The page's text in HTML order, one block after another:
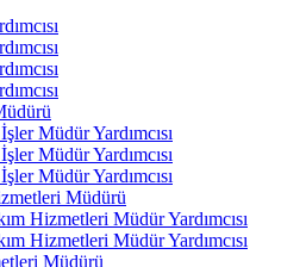
Müdür Yardımcısı
Müdür Yardımcısı
Müdür Yardımcısı
Müdürü
Hizmetleri Müdür Yardımcısı
Hizmetleri Müdür Yardımcısı
Müdürü